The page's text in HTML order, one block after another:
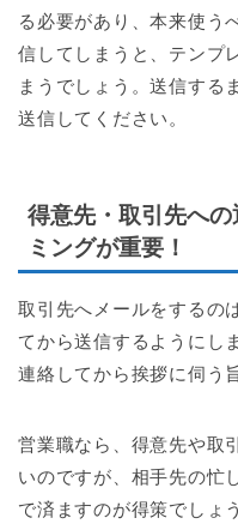
る必要があり、本来使う
信してしまうと、テンプ
まうでしょう。送信する
送信してください。
得意先・取引先へ
ミングが重要！
取引先へメールをするの
てから送信するようにし
連絡してから挨拶に伺う
営業職なら、得意先や取
いのですが、相手先の忙
で済ますのが得策でしょ